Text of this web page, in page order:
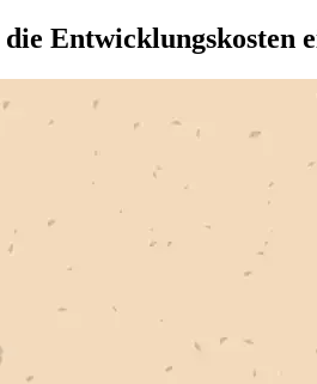
die Entwicklungskosten